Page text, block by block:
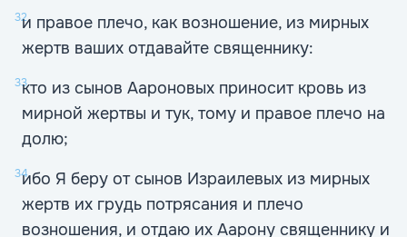
32и правое плечо, как возношение, из мирных
жертв ваших отдавайте священнику:
33кто из сынов Аароновых приносит кровь из
мирной жертвы и тук, тому и правое плечо на
долю;
34ибо Я беру от сынов Израилевых из мирных
жертв их грудь потрясания и плечо
возношения, и отдаю их Аарону священнику и